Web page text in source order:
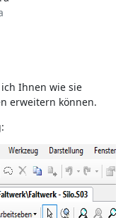
Ihnen wie sie
erweitern können.